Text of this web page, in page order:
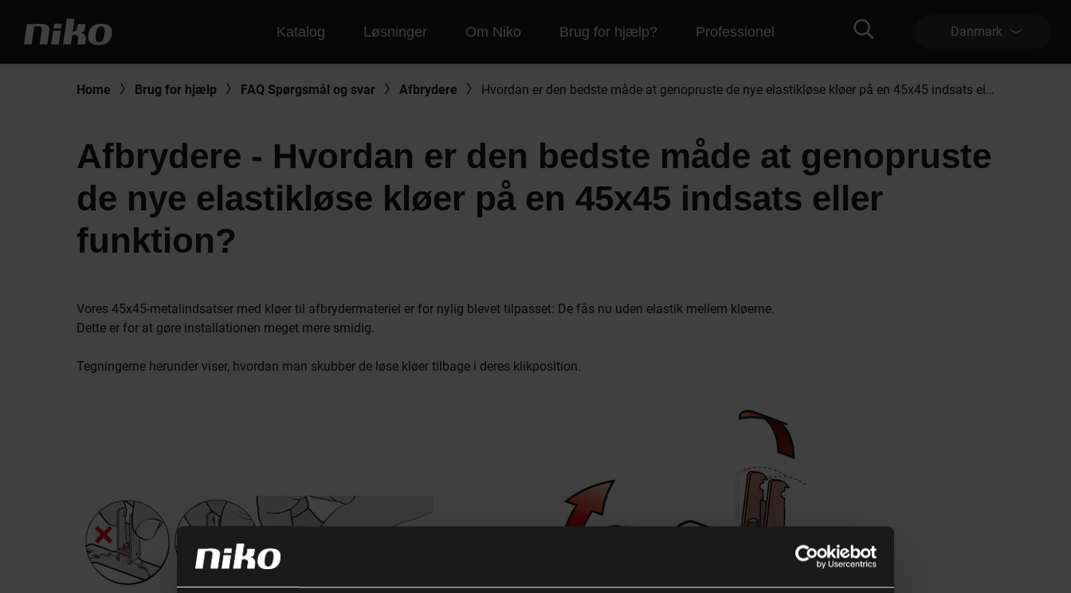
Katalog Løsninger Om Niko Brug for hjælp? Professionel Danmark
Home Brug for hjælp FAQ Spørgsmål og svar Afbrydere Hvordan er den bedste måde at genopruste de nye elastikløse kløer på en 45x45 indsats eller funktion?
Afbrydere - Hvordan er den bedste måde at genopruste
de nye elastikløse kløer på en 45x45 indsats eller
funktion?
Vores 45x45-metalindsatser med kløer til afbrydermateriel er for nylig blevet tilpasset: De fås nu uden elastik mellem kløerne.
Dette er for at gøre installationen meget mere smidig.
Tegningerne herunder viser, hvordan man skubber de løse kløer tilbage i deres klikposition.